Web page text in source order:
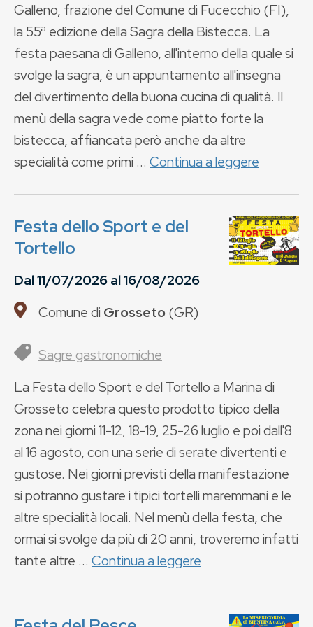
Galleno, frazione del Comune di Fucecchio (FI),
la 55ª edizione della Sagra della Bistecca. La
festa paesana di Galleno, all'interno della quale si
svolge la sagra, è un appuntamento all'insegna
del divertimento della buona cucina di qualità. Il
menù della sagra vede come piatto forte la
bistecca, affiancata però anche da altre
specialità come primi ... Continua a leggere
Festa dello Sport e del
Tortello
Dal11/07/2026al16/08/2026
Comune di Grosseto(GR)
Sagre gastronomiche
La Festa dello Sport e del Tortello a Marina di
Grosseto celebra questo prodotto tipico della
zona nei giorni 11-12, 18-19, 25-26 luglio e poi dall'8
al 16 agosto, con una serie di serate divertenti e
gustose. Nei giorni previsti della manifestazione
si potranno gustare i tipici tortelli maremmani e le
altre specialità locali. Nel menù della festa, che
ormai si svolge da più di 20 anni, troveremo infatti
tante altre ... Continua a leggere